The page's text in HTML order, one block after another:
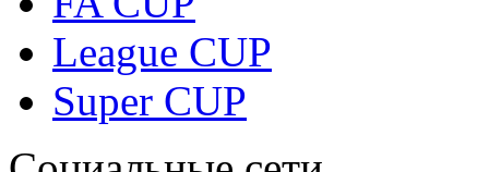
League CUP
Super CUP